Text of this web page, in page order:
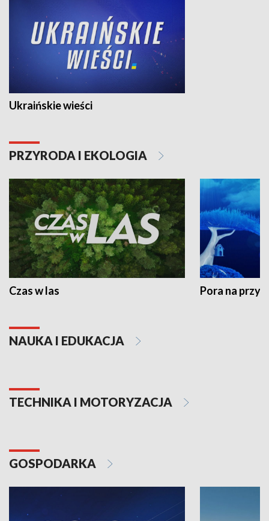
Ukraińskie wieści
PRZYRODA I EKOLOGIA
Czas w las Pora na
NAUKA I EDUKACJA
TECHNIKA I MOTORYZACJA
GOSPODARKA